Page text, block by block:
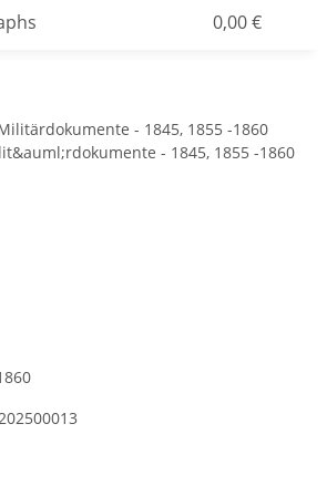
0,00 €
- 1845, 1855 -1860